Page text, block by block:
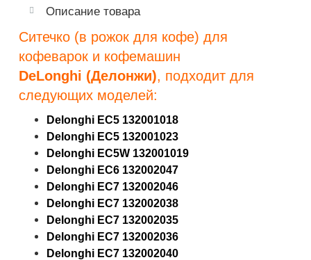
Описание товара
Ситечко (в рожок для кофе) для
кофеварок и кофемашин
DeLonghi (Делонжи), подходит для
следующих моделей:
Delonghi EC5 132001018
Delonghi EC5 132001023
Delonghi EC5W 132001019
Delonghi EC6 132002047
Delonghi EC7 132002046
Delonghi EC7 132002038
Delonghi EC7 132002035
Delonghi EC7 132002036
Delonghi EC7 132002040